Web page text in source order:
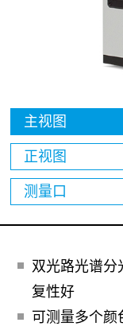
主视图
正视图
测量口
双光路光谱分
复性好
可测量多个颜